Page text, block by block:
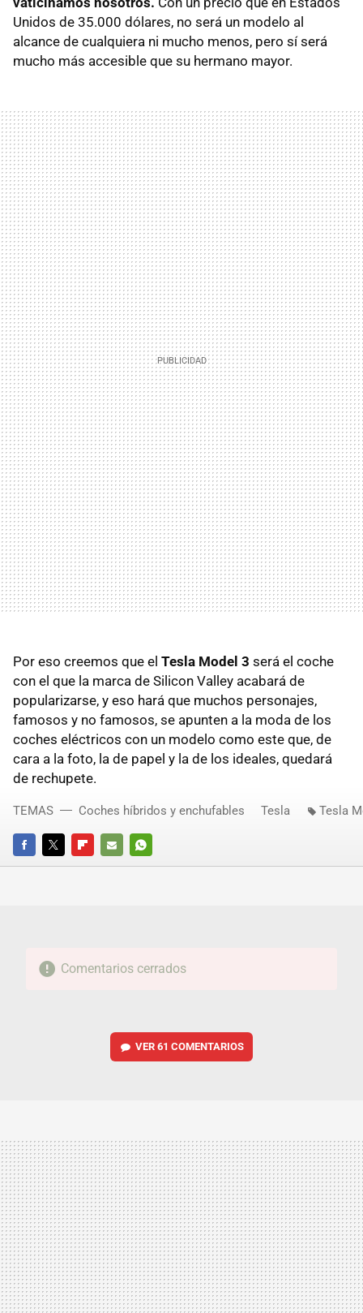
Unidos de 35.000 dólares, no será un modelo al
alcance de cualquiera ni mucho menos, pero sí será
mucho más accesible que su hermano mayor.
Por eso creemos que el Tesla Model 3 será el coche
con el que la marca de Silicon Valley acabará de
popularizarse, y eso hará que muchos personajes,
famosos y no famosos, se apunten a la moda de los
coches eléctricos con un modelo como este que, de
cara a la foto, la de papel y la de los ideales, quedará
de rechupete.
FACEBOOKTWITTERFLIPBOARD
E-
WHATSAPP
TEMAS Coches híbridos y enchufables Tesla Tesla
Comentarios cerrados
VER 61 COMENTARIOS